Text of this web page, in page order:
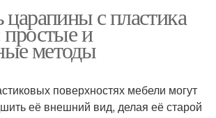
царапины с пластика
и
методы
поверхностях мебели могут
её внешний вид, делая её старой